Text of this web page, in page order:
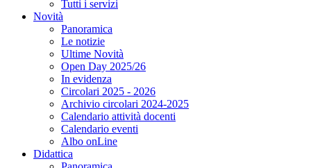
Tutti i servizi
Novità
Panoramica
Le notizie
Ultime Novità
Open Day 2025/26
In evidenza
Circolari 2025 - 2026
Archivio circolari 2024-2025
Calendario attività docenti
Calendario eventi
Albo onLine
Didattica